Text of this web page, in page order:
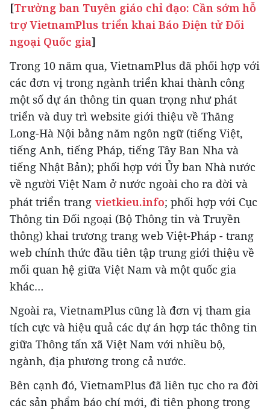
[Trưởng ban Tuyên giáo chỉ đạo: Cần sớm hỗ
trợ VietnamPlus triển khai Báo Điện tử Đối
ngoại Quốc gia]
Trong 10 năm qua, VietnamPlus đã phối hợp với
các đơn vị trong ngành triển khai thành công
một số dự án thông tin quan trọng như phát
triển và duy trì website giới thiệu về Thăng
Long-Hà Nội bằng năm ngôn ngữ (tiếng Việt,
tiếng Anh, tiếng Pháp, tiếng Tây Ban Nha và
tiếng Nhật Bản); phối hợp với Ủy ban Nhà nước
về người Việt Nam ở nước ngoài cho ra đời và
phát triển trang vietkieu.info; phối hợp với Cục
Thông tin Đối ngoại (Bộ Thông tin và Truyền
thông) khai trương trang web Việt-Pháp - trang
web chính thức đầu tiên tập trung giới thiệu về
mối quan hệ giữa Việt Nam và một quốc gia
khác…
Ngoài ra, VietnamPlus cũng là đơn vị tham gia
tích cực và hiệu quả các dự án hợp tác thông tin
giữa Thông tấn xã Việt Nam với nhiều bộ,
ngành, địa phương trong cả nước.
Bên cạnh đó, VietnamPlus đã liên tục cho ra đời
các sản phẩm báo chí mới, đi tiên phong trong